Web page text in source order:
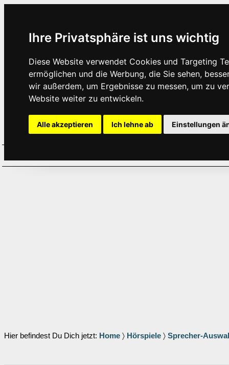
Ihre Privatsphäre ist uns wichtig
Diese Website verwendet Cookies und Targeting
ermöglichen und die Werbung, die Sie sehen,
wir außerdem, um Ergebnisse zu messen, um zu
Website weiter zu entwickeln.
Alle akzeptieren Ich lehne ab Einstellungen
Hier befindest Du Dich jetzt: Home 〉 Hörspiele 〉 Sprecher-